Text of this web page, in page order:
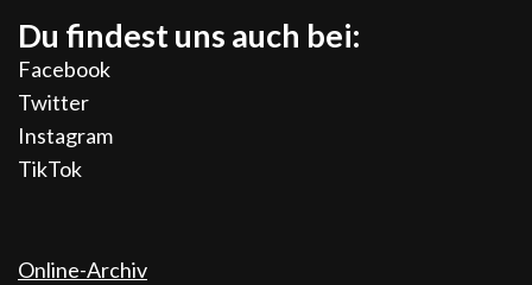
Du findest uns auch bei:
Facebook
Twitter
Instagram
TikTok
Online-Archiv